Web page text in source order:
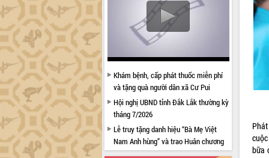
Khám bệnh, cấp phát thuốc miễn phí
và tặng quà người dân xã Cư Pui
Hội nghị UBND tỉnh Đắk Lắk thường kỳ
tháng 7/2026
Lễ truy tặng danh hiệu “Bà Mẹ Việt
Nam Anh hùng” và trao Huân chương
Lao động
bữa